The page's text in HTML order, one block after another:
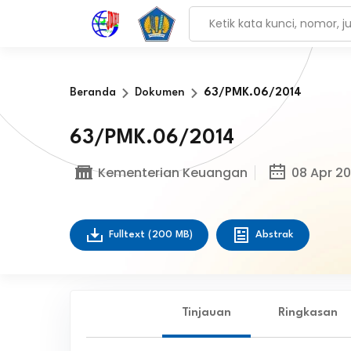
Beranda Dokumen 63/PMK.06/2014
63/PMK.06/2014
Kementerian Keuangan 08 Apr
Fulltext (200 MB) Abstrak
Tinjauan Ringkasan